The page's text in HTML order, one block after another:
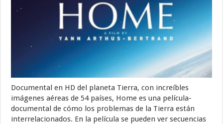
Documental en HD del planeta Tierra, con increíbles
imágenes aéreas de 54 países, Home es una película-
documental de cómo los problemas de la Tierra están
interrelacionados. En la película se pueden ver secuencias